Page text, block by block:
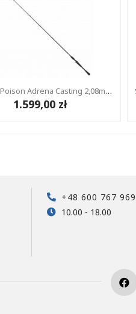
Shimano Poison Adrena Casting 2,08m 7-21g
1.599,00 zł
+48 600 767 969
10.00 - 18.00